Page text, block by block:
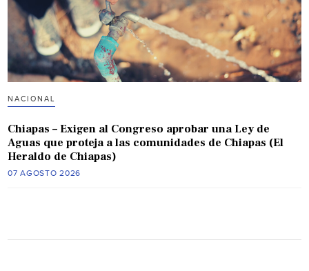
NACIONAL
Chiapas – Exigen al Congreso aprobar una Ley de
Aguas que proteja a las comunidades de Chiapas (El
Heraldo de Chiapas)
07 AGOSTO 2026